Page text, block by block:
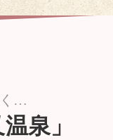
く…
泉」